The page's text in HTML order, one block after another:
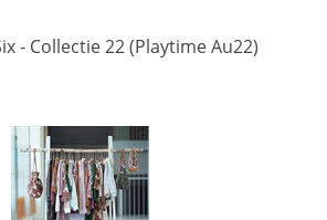
- Collectie 22 (Playtime Au22)